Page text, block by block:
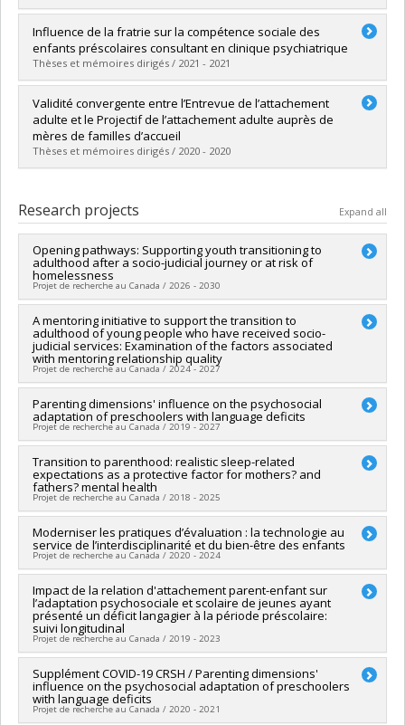
Graduate :Soulez, Clara
Cycle :Master's
Grade :M. Sc.
Lien vers le document dans Papyrus
Influence de la fratrie sur la compétence sociale des
enfants préscolaires consultant en clinique psychiatrique
Thèses et mémoires dirigés / 2021 - 2021
Graduate :Lessard, Alexanne
Cycle : Doctoral
Grade :D. Psy.
Lien vers le document dans Papyrus
Validité convergente entre l’Entrevue de l’attachement
adulte et le Projectif de l’attachement adulte auprès de
mères de familles d’accueil
Thèses et mémoires dirigés / 2020 - 2020
Cycle :Master's
Grade :M. Sc.
Lien vers le document dans Papyrus
Research projects Expand all
Opening pathways: Supporting youth transitioning to
adulthood after a socio-judicial journey or at risk of
homelessness
Projet de recherche au Canada / 2026 - 2030
Lead researcher :Nathalie Fontaine
Co-researchers : Annie Bernier, Isabelle Archambault
Julie Béliveau,Simon Larose,Georges Tarabulsy,Vincent
Bégin
Funding sources:CRSH/Conseil de recherches en sciences
humaines du Canada
Grant programs:PVX99097-Subvention de développement de
partenariat
A mentoring initiative to support the transition to
adulthood of young people who have received socio-
judicial services: Examination of the factors associated
with mentoring relationship quality
Projet de recherche au Canada / 2024 - 2027
Lead researcher : Nathalie Fontaine
Co-researchers :Annie Bernier,Isabelle Archambault
Julie Béliveau
humaines du Canada
Grant programs:PV153480-Subventions de développement
Savoir
Parenting dimensions' influence on the psychosocial
adaptation of preschoolers with language deficits
Projet de recherche au Canada / 2019 - 2027
Lead researcher :Marie-Julie Béliveau
Co-researchers : Natacha Trudeau,Geneviève Mageau
Bruno Gauthier
Funding sources:CRSH/Conseil de recherches en sciences
humaines du Canada
Grant programs:PV153480-Subventions de développement
Savoir
Transition to parenthood: realistic sleep-related
expectations as a protective factor for mothers? and
fathers? mental health
Projet de recherche au Canada / 2018 - 2025
Funding sources:IRSC/Instituts de recherche en santé du
Canada
Grant programs:
programmatiques (général)
Moderniser les pratiques d’évaluation : la technologie au
service de l’interdisciplinarité et du bien-être des enfants
Projet de recherche au Canada / 2020 - 2024
Lead researcher : Bruno Gauthier
Co-researchers :Isabelle Archambault,Tania Lecomte,
Jerbi,Marie-Julie Béliveau
Funding sources: Université de Montréal
Grant programs:PVXXXXXX-FEI sans restriction
Impact de la relation d'attachement parent-enfant sur
l’adaptation psychosociale et scolaire de jeunes ayant
présenté un déficit langagier à la période préscolaire:
suivi longitudinal
Projet de recherche au Canada / 2019 - 2023
Lead researcher :Marie-Julie Béliveau
Funding sources:CRSH/Conseil de recherches en sciences
humaines du Canada
Supplément COVID-19 CRSH / Parenting dimensions'
influence on the psychosocial adaptation of preschoolers
with language deficits
Projet de recherche au Canada / 2020 - 2021